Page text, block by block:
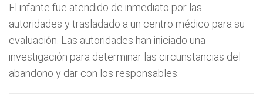
El infante fue atendido de inmediato por las
autoridades y trasladado a un centro médico para su
evaluación. Las autoridades han iniciado una
investigación para determinar las circunstancias del
abandono y dar con los responsables.